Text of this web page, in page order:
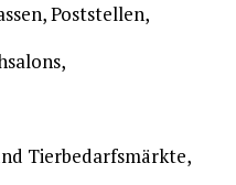
Poststellen,
Tierbedarfsmärkte,